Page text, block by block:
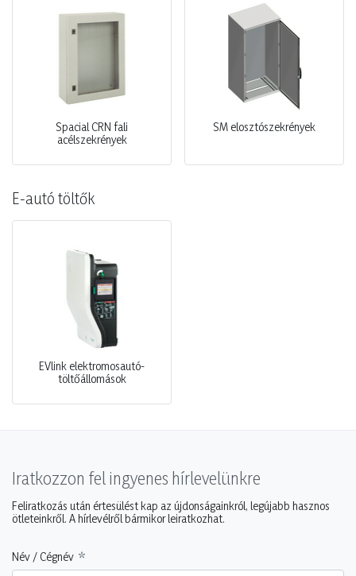
Spacial CRN fali
acélszekrények
SM elosztószekrények
E-autó töltők
EVlink elektromosautó-
töltőállomások
Iratkozzon fel ingyenes hírlevelünkre
Feliratkozás után értesülést kap az újdonságainkról, legújabb hasznos
ötleteinkről. A hírlevélről bármikor leiratkozhat.
Név / Cégnév